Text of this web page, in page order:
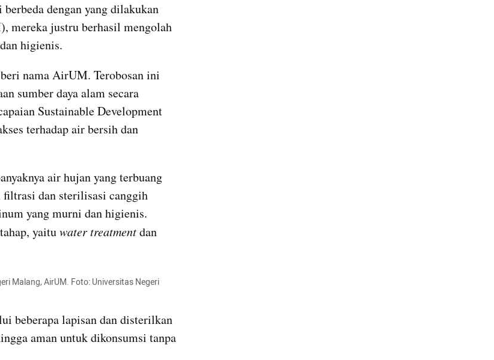
dengan yang dilakukan
mereka justru berhasil mengolah
higienis.
nama AirUM. Terobosan ini
sumber daya alam secara
Sustainable Development
terhadap air bersih dan
air hujan yang terbuang
filtrasi dan sterilisasi canggih
yang murni dan higienis.
yaitu water treatment dan
Malang, AirUM. Foto: Universitas Negeri
beberapa lapisan dan disterilkan
aman untuk dikonsumsi tanpa